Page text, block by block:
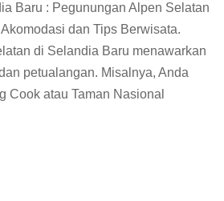
Baru : Pegunungan Alpen Selatan
dan Tips Berwisata.
di Selandia Baru menawarkan
petualangan. Misalnya, Anda
Cook atau Taman Nasional